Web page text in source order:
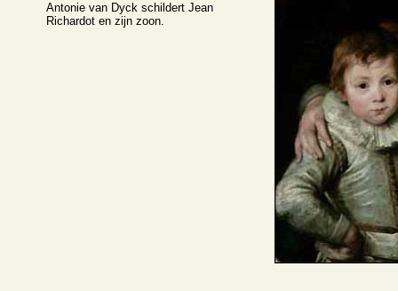
Antonie van Dyck schildert Jean
Richardot en zijn zoon.